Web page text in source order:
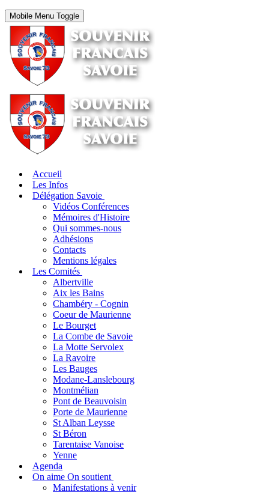
Mobile Menu Toggle
Accueil
Les Infos
Délégation Savoie
Vidéos Conférences
Mémoires d'Histoire
Qui sommes-nous
Adhésions
Contacts
Mentions légales
Les Comités
Albertville
Aix les Bains
Chambéry - Cognin
Coeur de Maurienne
Le Bourget
La Combe de Savoie
La Motte Servolex
La Ravoire
Les Bauges
Modane-Lanslebourg
Montmélian
Pont de Beauvoisin
Porte de Maurienne
St Alban Leysse
St Béron
Tarentaise Vanoise
Yenne
Agenda
On aime On soutient
Manifestations à venir